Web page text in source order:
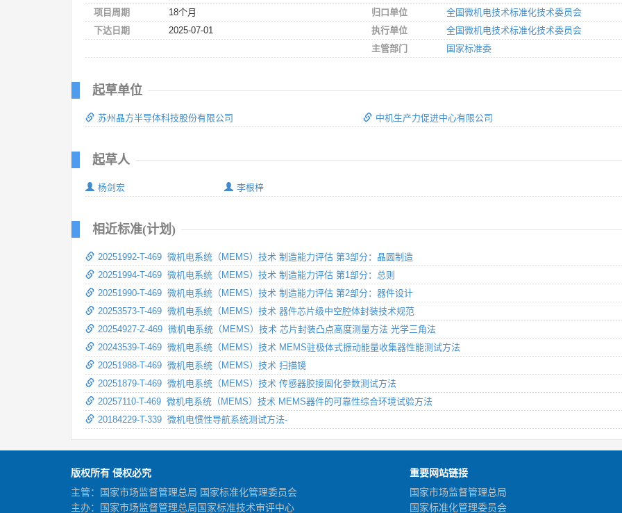
项目周期
18个月
下达日期
2025-07-01
归口单位
全国微机电技术标准化技术委员会
执行单位
全国微机电技术标准化技术委员会
主管部门
国家标准委
起草单位
苏州晶方半导体科技股份有限公司 中机生产力促进中心有限公司
起草人
杨剑宏 李根梓
相近标准(计划)
20251992-T-469 微机电系统（MEMS）技术 制造能力评估 第3部分：晶圆制造
20251994-T-469 微机电系统（MEMS）技术 制造能力评估 第1部分：总则
20251990-T-469 微机电系统（MEMS）技术 制造能力评估 第2部分：器件设计
20253573-T-469 微机电系统（MEMS）技术 器件芯片级中空腔体封装技术规范
20254927-Z-469 微机电系统（MEMS）技术 芯片封装凸点高度测量方法 光学三角法
20243539-T-469 微机电系统（MEMS）技术 MEMS驻极体式振动能量收集器性能测试方法
20251988-T-469 微机电系统（MEMS）技术 扫描镜
20251879-T-469 微机电系统（MEMS）技术 传感器胶接固化参数测试方法
20257110-T-469 微机电系统（MEMS）技术 MEMS器件的可靠性综合环境试验方法
20184229-T-339 微机电惯性导航系统测试方法-
版权所有 侵权必究
主管：国家市场监督管理总局 国家标准化管理委员会
主办：国家市场监督管理总局国家标准技术审评中心
重要网站链接
国家市场监督管理总局
国家标准化管理委员会